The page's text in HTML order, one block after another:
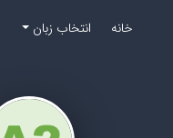
خانه انتخاب زبان